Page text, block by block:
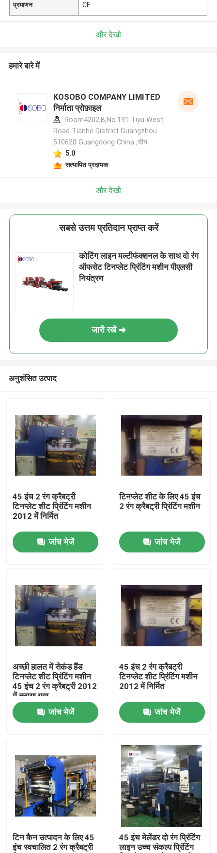
उत्पादों
वीडियो
हमारे बारे में
कारखाना भ्रमण
गुणवत्ता नियंत्रण
एक उद्धरण का अनुरोध करें
स्वचालित टिन कैन बनाने की मशीन
बेवरेज कैन मेकिंग मशीन
एरोसोल कैन मेकिंग मशीन
प्रमाणन CE
और देखो
हमारे बारे में
KOSOBO COMPANY LIMITED
निर्माता प्रोफ़ाइल
Room4202,B,No.191 Tiyu West
Road Tianhe District Guangzhou
510620 Guangdong China ,चीन
5.0
सत्यापित प्रदायक
और देखो
सबसे उत्तम प्रतिदान प्राप्त करें
कोटिंग लाइन मल्टीफंक्शनल के साथ दो रंग
ऑफसेट टिनप्लेट प्रिंटिंग मशीन पीएलसी
नियंत्रण
जारी रखें
अनुशंसित उत्पाद
45 इंच 2 रंग क्रैबट्री
टिनप्लेट शीट प्रिंटिंग मशीन
2012 में निर्मित
जांच भेजें
टिनप्लेट शीट के लिए 45 इंच
2 रंग क्रैबट्री प्रिंटिंग मशीन
जांच भेजें
अच्छी हालत में सेकंड हैंड
टिनप्लेट शीट प्रिंटिंग मशीन
45 इंच 2 रंग क्रैबट्री 2012
में बनाया गया
जांच भेजें
45 इंच 2 रंग क्रैबट्री
टिनप्लेट शीट प्रिंटिंग मशीन
2012 में निर्मित
जांच भेजें
टिन कैन उत्पादन के लिए 45
इंच स्वचालित 2 रंग क्रैबट्री
45 इंच मेलेंडर दो रंग प्रिंटिंग
लाइन उच्च संकल्प प्रिंटिंग